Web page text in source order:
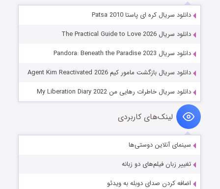
دانلود سریال کره ای پاستا Patsa 2010
دانلود سریال The Practical Guide to Love 2026
دانلود سریال Pandora: Beneath the Paradise 2023
دانلود سریال بازگشت مامور کیم Agent Kim Reactivated 2026
دانلود سریال خاطرات رهایی من My Liberation Diary 2022
لینک‌های کاربردی
سینمای آنلاین دوستی‌ها
تغییر زبان فیلم‌های دو زبانه
اضافه کردن صدای دوبله به ویدئو